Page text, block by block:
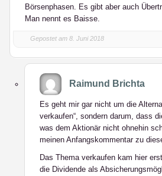
Börsenphasen. Es gibt aber auch
Man nennt es Baisse.
Gepostet am 8. Juni 2018
Raimund Brichta
Es geht mir gar nicht um die
verkaufen“, sondern darum, dass
was dem Aktionär nicht ohnehin
meinen Anfangskommentar zu
Das Thema verkaufen kam hier
die Dividende als